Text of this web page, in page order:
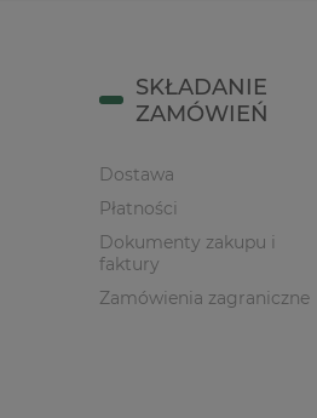
SKŁADANIE
ZAMÓWIEŃ
Dostawa
Płatności
Dokumenty zakupu i
faktury
Zamówienia zagraniczne